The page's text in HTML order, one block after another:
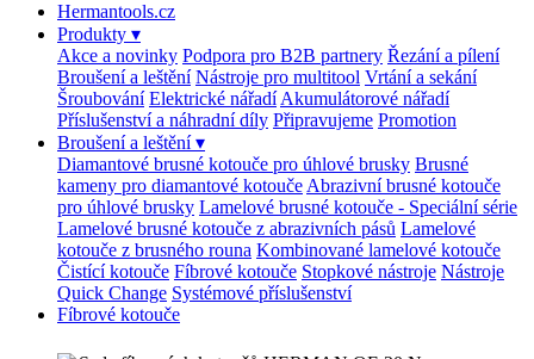
Hermantools.cz
Produkty ▾
Akce a novinky Podpora pro B2B partnery Řezání a pílení
Broušení a leštění Nástroje pro multitool Vrtání a sekání
Šroubování Elektrické nářadí Akumulátorové nářadí
Příslušenství a náhradní díly Připravujeme Promotion
Broušení a leštění▾
Diamantové brusné kotouče pro úhlové brusky Brusné
kameny pro diamantové kotouče Abrazivní brusné kotouče
pro úhlové brusky Lamelové brusné kotouče - Speciální série
Lamelové brusné kotouče z abrazivních pásů Lamelové
kotouče z brusného rouna Kombinované lamelové kotouče
Čistící kotouče Fíbrové kotouče Stopkové nástroje Nástroje
Quick Change Systémové příslušenství
Fíbrové kotouče